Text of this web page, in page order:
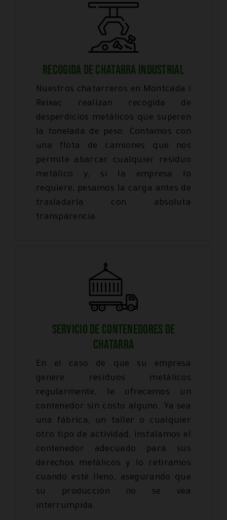
RECOGIDA DE CHATARRA INDUSTRIAL
Nuestros chatarreros en Montcada i
Reixac realizan recogida de
desperdicios metálicos que superen
la tonelada de peso. Contamos con
una flota de camiones que nos
permite abarcar cualquier residuo
metálico y, si la empresa lo
requiere, pesamos la carga antes de
trasladarla con absoluta
transparencia.
SERVICIO DE CONTENEDORES DE
CHATARRA
En el caso de que su empresa
genere residuos metálicos
regularmente, le ofrecemos un
contenedor sin costo alguno. Ya sea
una fábrica, un taller o cualquier
otro tipo de actividad, instalamos el
contenedor adecuado para sus
derechos metálicos y lo retiramos
cuando esté lleno, asegurando que
su producción no se vea
interrumpida.